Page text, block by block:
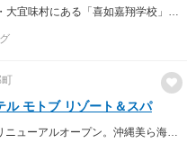
ル モトブ リゾート＆スパ
2024年4月にリニューアルオープン。沖縄美ら海水族館徒歩7分・エメラルドビーチ(海洋博公園)徒歩2分・備瀬のフクギ並木徒歩3分の立地にあるリゾートホテル。北部観光の拠点に最適です。